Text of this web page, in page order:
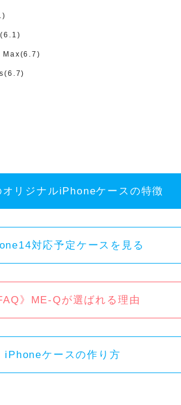
Max(6.7)
リジナルiPhoneケースの特徴
対応予定ケースを見る
》ME-Qが選ばれる理由
iPhoneケースの作り方